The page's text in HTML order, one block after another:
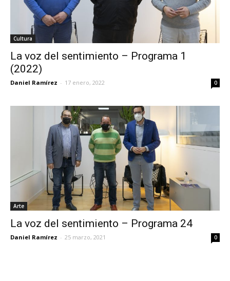
Cultura
La voz del sentimiento – Programa 1
(2022)
Daniel Ramírez - 17 enero, 2022 0
Arte
La voz del sentimiento – Programa 24
Daniel Ramírez - 25 marzo, 2021 0